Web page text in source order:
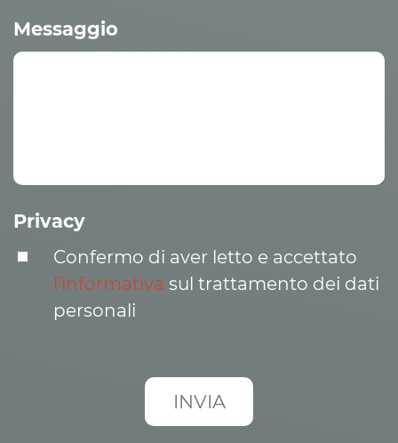
Messaggio
Privacy
Confermo di aver letto e accettato
l’informativa sul trattamento dei dati
personali